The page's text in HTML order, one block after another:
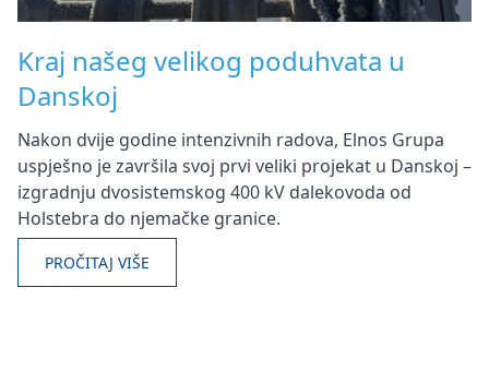
Kraj našeg velikog poduhvata u
Danskoj
Nakon dvije godine intenzivnih radova, Elnos Grupa
uspješno je završila svoj prvi veliki projekat u Danskoj –
izgradnju dvosistemskog 400 kV dalekovoda od
Holstebra do njemačke granice.
PROČITAJ VIŠE